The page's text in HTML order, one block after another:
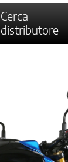
Cerca
distributore